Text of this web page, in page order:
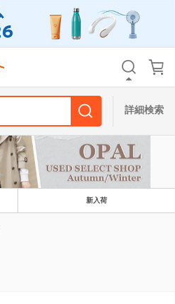
詳細検索
新入荷
タイムセール